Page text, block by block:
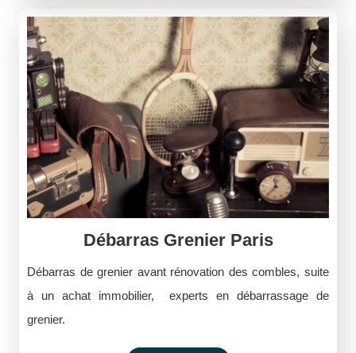
Débarras Grenier Paris
Débarras de grenier avant rénovation des combles, suite
à un achat immobilier, experts en débarrassage de
grenier.